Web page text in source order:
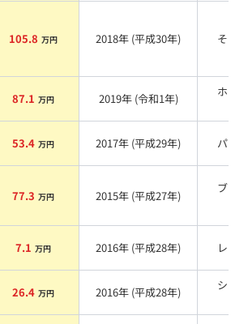
105.8 万円 2018年 (平成30年) その他
87.1 万円 2019年 (令和1年)
ホワ
53.4 万円 2017年 (平成29年) パール
77.3 万円 2015年 (平成27年)
ブラ
7.1 万円 2016年 (平成28年) レッド
26.4 万円 2016年 (平成28年)
シル